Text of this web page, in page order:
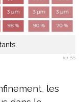
(c) BS
les